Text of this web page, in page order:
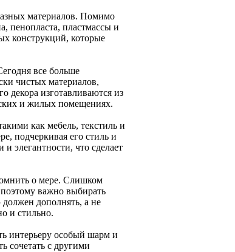
материалов. Помимо
пенопласта, пластмассы и
конструкций, которые
все больше
чистых материалов,
декора изготавливаются из
и жилых помещениях.
как мебель, текстиль и
подчеркивая его стиль и
элегантности, что сделает
о мере. Слишком
важно выбирать
дополнять, а не
и стильно.
интерьеру особый шарм и
сочетать с другими